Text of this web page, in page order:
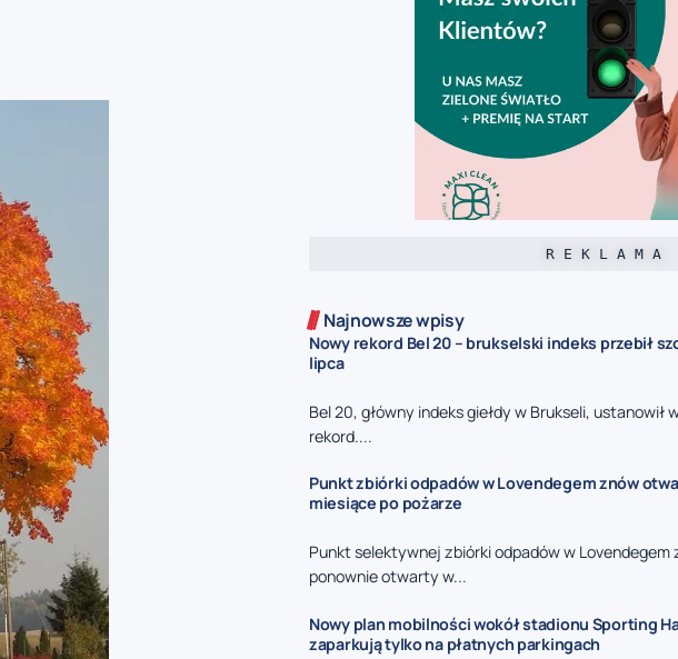
R E K L A M A
Najnowsze wpisy
Nowy rekord Bel 20 – brukselski indeks przebił
lipca
Bel 20, główny indeks giełdy w Brukseli, ustanowił
rekord....
Punkt zbiórki odpadów w Lovendegem znów
miesiące po pożarze
Punkt selektywnej zbiórki odpadów w Lovendegem
ponownie otwarty w...
Nowy plan mobilności wokół stadionu Sporting
zaparkują tylko na płatnych parkingach